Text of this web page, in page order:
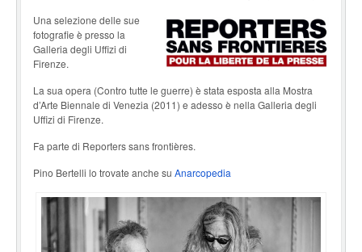
Una selezione delle sue
fotografie è presso la
Galleria degli Uffizi di
Firenze.
La sua opera (Contro tutte le guerre) è stata esposta alla Mostra
d’Arte Biennale di Venezia (2011) e adesso è nella Galleria degli
Uffizi di Firenze.
Fa parte di Reporters sans frontières.
Pino Bertelli lo trovate anche su Anarcopedia